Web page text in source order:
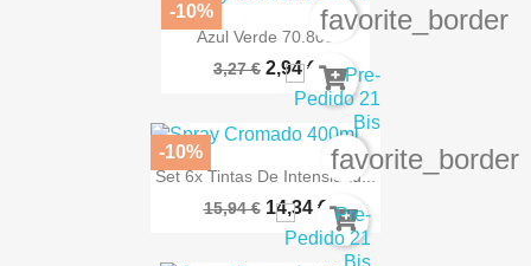
Azul Verde 70.808
3,27 € 2,94 €
-10% favorite_border
Set 6x Tintas De Intensidad...
15,94 € 14,34 €
-10% favorite_border